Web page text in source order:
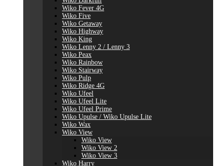
Wiko Fever 4G
Wiko Five
Wiko Getaway
Wiko Highway
Wiko King
Wiko Lenny 2 / Lenny 3
Wiko Peax
Wiko Rainbow
Wiko Stairway
Wiko Pulp
Wiko Ridge 4G
Wiko Ufeel
Wiko Ufeel Lite
Wiko Ufeel Prime
Wiko Upulse / Wiko Upulse Lite
Wiko Wax
Wiko View
Wiko View
Wiko View 2
Wiko View 3
Wiko Harry